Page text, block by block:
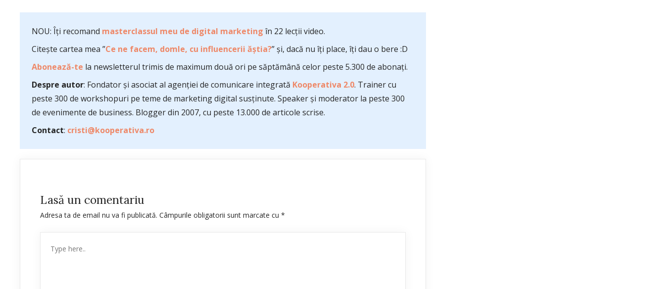
NOU: Îți recomand masterclassul meu de digital marketing în 22 lecții video.
Citește cartea mea ”Ce ne facem, domle, cu influencerii ăștia?” și, dacă nu îți place, îți dau o bere :D
Abonează-te la newsletterul trimis de maximum două ori pe săptămână celor peste 5.300 de abonați.
Despre autor: Fondator și asociat al agenției de comunicare integrată Kooperativa 2.0. Trainer cu
peste 300 de workshopuri pe teme de marketing digital susținute. Speaker și moderator la peste 300
de evenimente de business. Blogger din 2007, cu peste 13.000 de articole scrise.
Contact: cristi@kooperativa.ro
Lasă un comentariu
Adresa ta de email nu va fi publicată. Câmpurile obligatorii sunt marcate cu *